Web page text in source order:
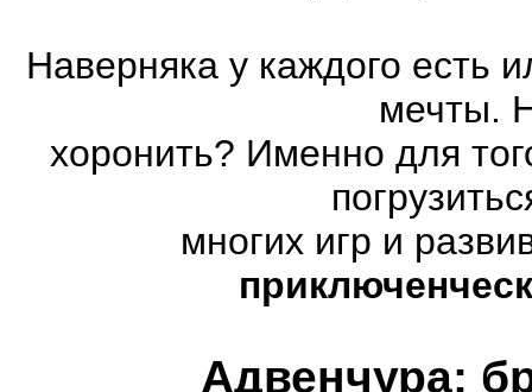
Наверняка у каждого есть
мечты.
хоронить? Именно для
многих игр и
Адвенчура: